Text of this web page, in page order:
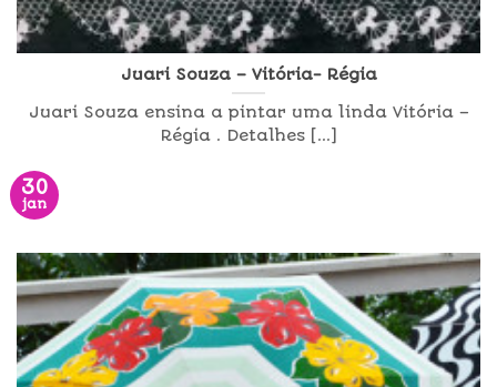
Juari Souza – Vitória- Régia
Juari Souza ensina a pintar uma linda Vitória –
Régia . Detalhes [...]
30
jan